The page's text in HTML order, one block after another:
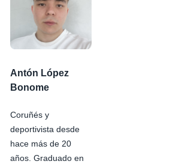
Antón López
Bonome
Coruñés y
deportivista desde
hace más de 20
años. Graduado en